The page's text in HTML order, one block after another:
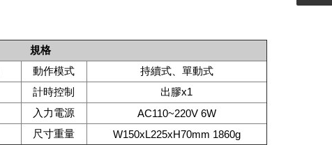
規格
動作模式
持續式、單動式
計時控制
出膠x1
入力電源
AC110~220V 6W
尺寸重量 W150xL225xH70mm 1860g